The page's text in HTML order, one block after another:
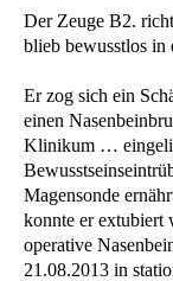
Der Zeuge B2.
blieb bewusstlos in
Er zog sich ein
einen
Klinikum …
Magensonde
konnte er extubiert
operative
21.08.2013 in